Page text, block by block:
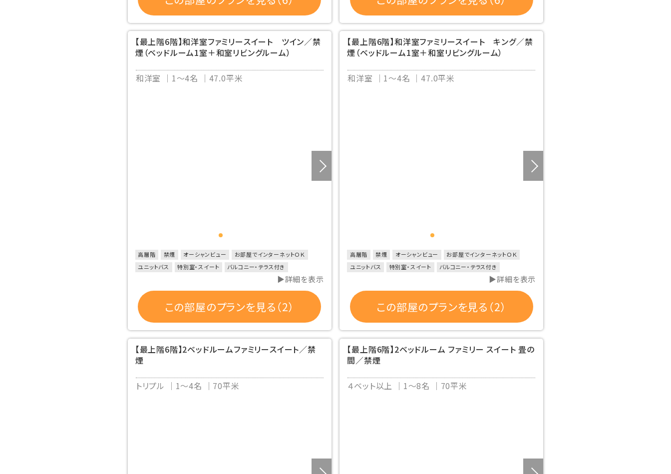
【最上階6階】和洋室ファミリースイート ツイン／禁
煙（ベッドルーム1室＋和室リビングルーム）
和洋室 1～4名 47.0平米
高層階 禁煙 オーシャンビュー
お部屋でインターネットＯＫ
ユニットバス
特別室・スイート バルコニー・テラス付き
▶詳細を表示
この部屋のプランを見る（2）
【最上階6階】和洋室ファミリースイート キング／禁
煙（ベッドルーム1室＋和室リビングルーム）
和洋室 1～4名 47.0平米
高層階 禁煙 オーシャンビュー
お部屋でインターネットＯＫ
ユニットバス
特別室・スイート バルコニー・テラス付き
▶詳細を表示
この部屋のプランを見る（2）
【最上階6階】2ベッドルームファミリースイート／禁
煙
トリプル 1～4名 70平米
【最上階6階】2ベッドルーム ファミリー スイート 畳の
間／禁煙
４ベット以上 1～8名 70平米